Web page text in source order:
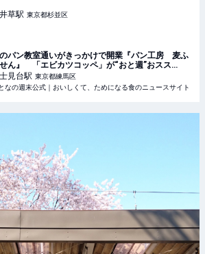
草駅 東京都杉並区
パン教室通いがきっかけで開業『パン工房 麦ふ
ん』 「エビカツコッペ」が“おと週”おスス
- おとなの週末公式｜おいしくて、ためになる
ニュースサイト
見台駅 東京都練馬区
なの週末公式｜おいしくて、ためになる食のニュースサイト